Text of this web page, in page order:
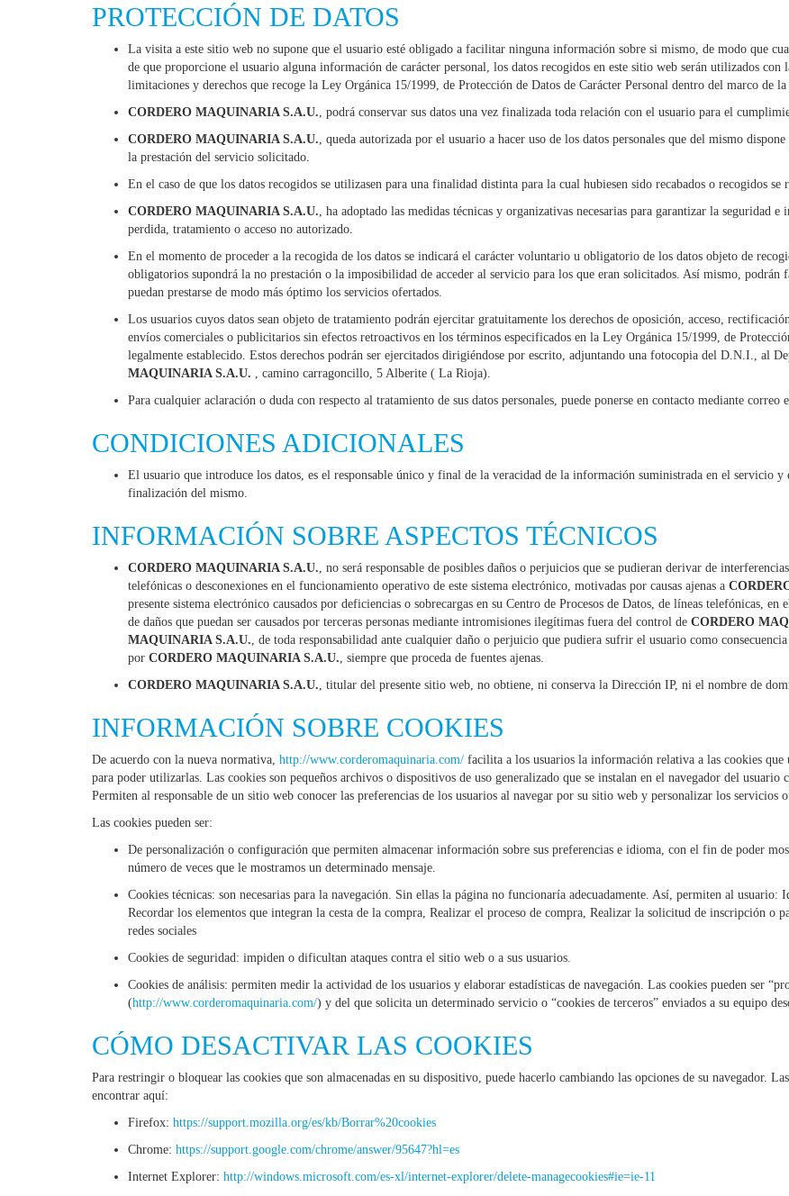
PROTECCIÓN DE DATOS
La visita a este sitio web no supone que el usuario esté obligado a facilitar ninguna información sobre si mismo, de modo que
de que proporcione el usuario alguna información de carácter personal, los datos recogidos en este sitio web serán utilizados
limitaciones y derechos que recoge la Ley Orgánica 15/1999, de Protección de Datos de Carácter Personal dentro del marco de la
CORDERO MAQUINARIA S.A.U. , podrá conservar sus datos una vez finalizada toda relación con el usuario para el
CORDERO MAQUINARIA S.A.U. , queda autorizada por el usuario a hacer uso de los datos personales que del mismo
la prestación del servicio solicitado.
En el caso de que los datos recogidos se utilizasen para una finalidad distinta para la cual hubiesen sido recabados o recogidos
CORDERO MAQUINARIA S.A.U. , ha adoptado las medidas técnicas y organizativas necesarias para garantizar la seguridad
perdida, tratamiento o acceso no autorizado.
En el momento de proceder a la recogida de los datos se indicará el carácter voluntario u obligatorio de los datos objeto de
obligatorios supondrá la no prestación o la imposibilidad de acceder al servicio para los que eran solicitados. Así mismo,
puedan prestarse de modo más óptimo los servicios ofertados.
Los usuarios cuyos datos sean objeto de tratamiento podrán ejercitar gratuitamente los derechos de oposición, acceso,
envíos comerciales o publicitarios sin efectos retroactivos en los términos especificados en la Ley Orgánica 15/1999, de
legalmente establecido. Estos derechos podrán ser ejercitados dirigiéndose por escrito, adjuntando una fotocopia del D.N.I., al
MAQUINARIA S.A.U. , camino carragoncillo, 5 Alberite ( La Rioja).
Para cualquier aclaración o duda con respecto al tratamiento de sus datos personales, puede ponerse en contacto mediante
CONDICIONES ADICIONALES
El usuario que introduce los datos, es el responsable único y final de la veracidad de la información suministrada en el servicio
finalización del mismo.
INFORMACIÓN SOBRE ASPECTOS TÉCNICOS
CORDERO MAQUINARIA S.A.U. , no será responsable de posibles daños o perjuicios que se pudieran derivar de
telefónicas o desconexiones en el funcionamiento operativo de este sistema electrónico, motivadas por causas ajenas a
presente sistema electrónico causados por deficiencias o sobrecargas en su Centro de Procesos de Datos, de líneas telefónicas,
de daños que puedan ser causados por terceras personas mediante intromisiones ilegítimas fuera del control de CORDERO
MAQUINARIA S.A.U. , de toda responsabilidad ante cualquier daño o perjuicio que pudiera sufrir el usuario como
por CORDERO MAQUINARIA S.A.U. , siempre que proceda de fuentes ajenas.
CORDERO MAQUINARIA S.A.U. , titular del presente sitio web, no obtiene, ni conserva la Dirección IP, ni el nombre de
INFORMACIÓN SOBRE COOKIES
De acuerdo con la nueva normativa, http://www.corderomaquinaria.com/ facilita a los usuarios la información relativa a las cookies
para poder utilizarlas. Las cookies son pequeños archivos o dispositivos de uso generalizado que se instalan en el navegador del usuario
Permiten al responsable de un sitio web conocer las preferencias de los usuarios al navegar por su sitio web y personalizar los servicios
Las cookies pueden ser:
De personalización o configuración que permiten almacenar información sobre sus preferencias e idioma, con el fin de poder
número de veces que le mostramos un determinado mensaje.
Cookies técnicas: son necesarias para la navegación. Sin ellas la página no funcionaría adecuadamente. Así, permiten al usuario:
Recordar los elementos que integran la cesta de la compra, Realizar el proceso de compra, Realizar la solicitud de inscripción o
redes sociales
Cookies de seguridad: impiden o dificultan ataques contra el sitio web o a sus usuarios.
Cookies de análisis: permiten medir la actividad de los usuarios y elaborar estadísticas de navegación. Las cookies pueden ser
(http://www.corderomaquinaria.com/) y del que solicita un determinado servicio o “cookies de terceros” enviados a su equipo
CÓMO DESACTIVAR LAS COOKIES
Para restringir o bloquear las cookies que son almacenadas en su dispositivo, puede hacerlo cambiando las opciones de su navegador.
encontrar aquí:
Firefox: https://support.mozilla.org/es/kb/Borrar%20cookies
Chrome: https://support.google.com/chrome/answer/95647?hl=es
Internet Explorer: http://windows.microsoft.com/es-xl/internet-explorer/delete-managecookies#ie=ie-11